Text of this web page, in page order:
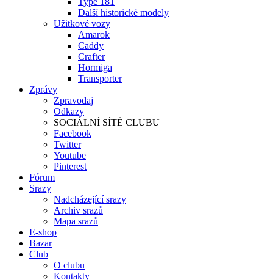
Další historické modely
Užitkové vozy
Amarok
Caddy
Crafter
Hormiga
Transporter
Zprávy
Zpravodaj
Odkazy
SOCIÁLNÍ SÍTĚ CLUBU
Facebook
Twitter
Youtube
Pinterest
Fórum
Srazy
Nadcházející srazy
Archiv srazů
Mapa srazů
E-shop
Bazar
Club
O clubu
Kontakty